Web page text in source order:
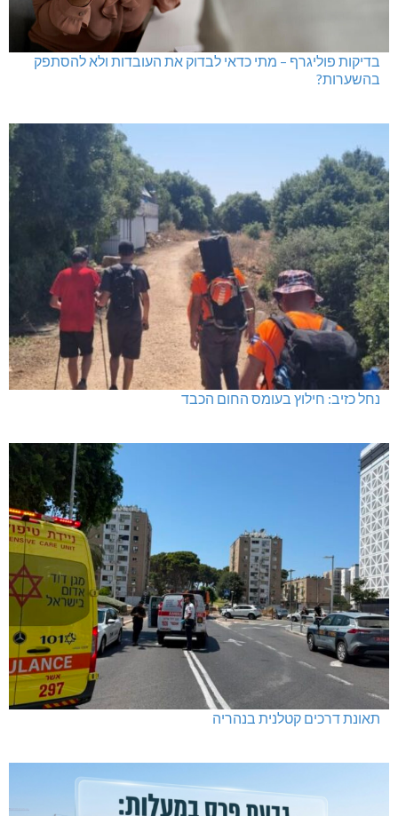
בדיקות פוליגרף – מתי כדאי לבדוק את העובדות ולא להסתפק
בהשערות?
נחל כזיב: חילוץ בעומס החום הכבד
תאונת דרכים קטלנית בנהריה